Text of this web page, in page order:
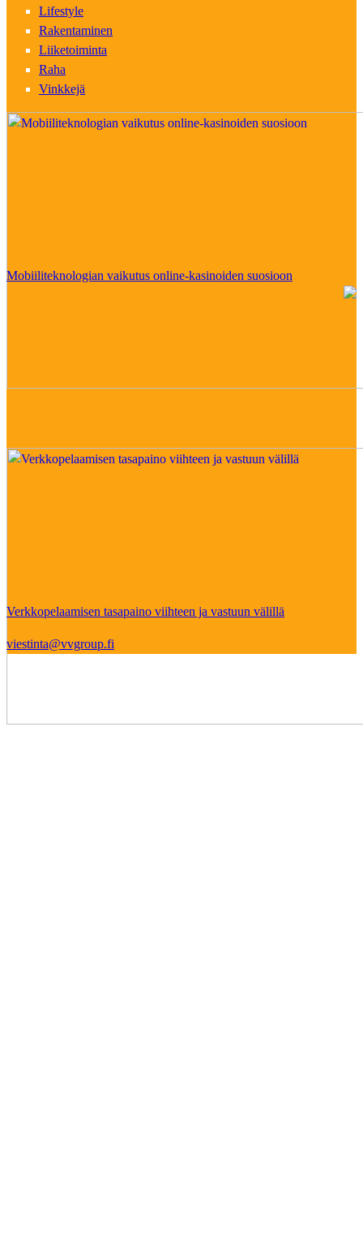
Lifestyle
Rakentaminen
Liiketoiminta
Raha
Vinkkejä
Mobiiliteknologian vaikutus online-kasinoiden suosioon
Verkkopelaamisen tasapaino viihteen ja vastuun välillä
viestinta@vvgroup.fi